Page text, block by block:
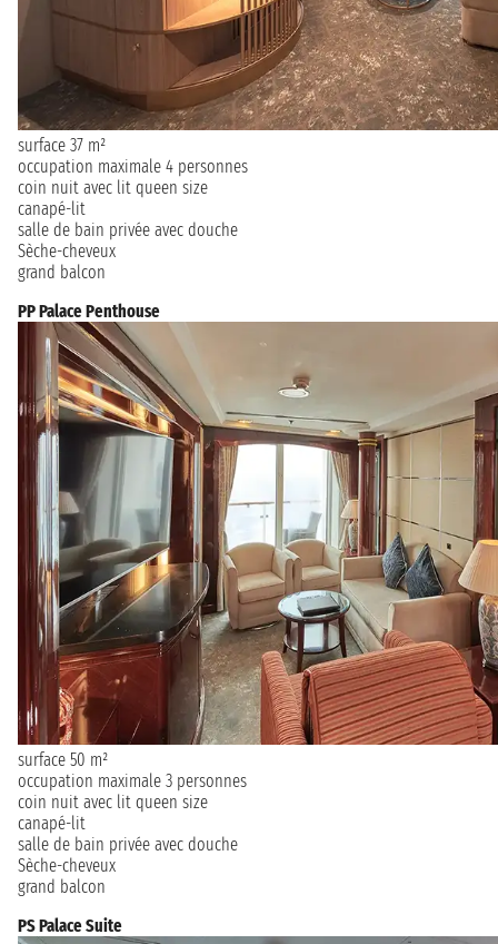
surface 37 m²
occupation maximale 4 personnes
coin nuit avec lit queen size
canapé-lit
salle de bain privée avec douche
Sèche-cheveux
grand balcon
PP Palace Penthouse
surface 50 m²
occupation maximale 3 personnes
coin nuit avec lit queen size
canapé-lit
salle de bain privée avec douche
Sèche-cheveux
grand balcon
PS Palace Suite